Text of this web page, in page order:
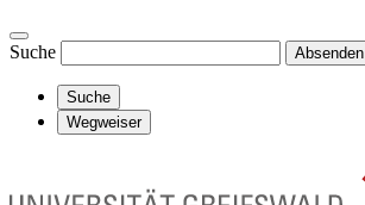
Suche Absenden
Suche
Wegweiser